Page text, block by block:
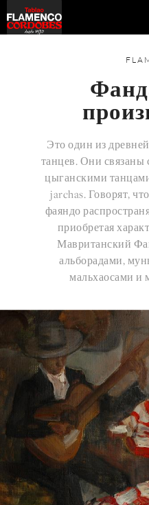
Это один из
танцев. Они связаны
цыганскими
jarchas. Говорят,
фаяндо
приобретая
Мавританский
альборадами,
мальхаосами и